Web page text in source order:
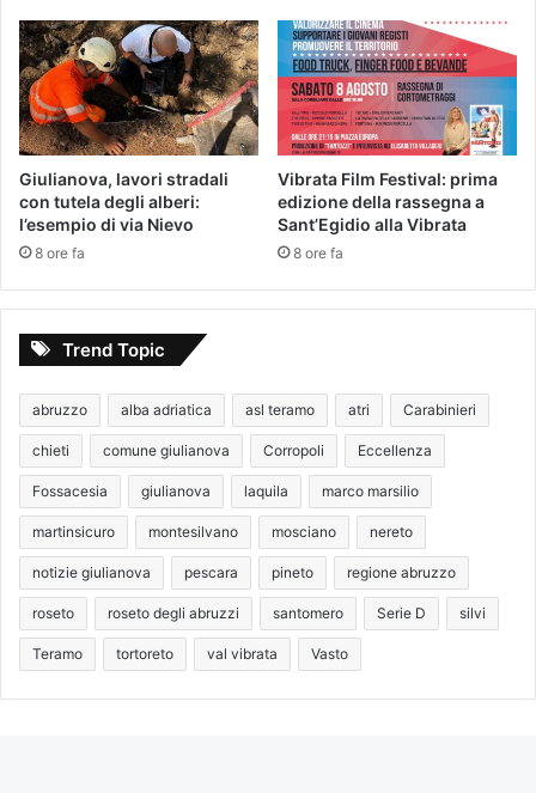
Giulianova, lavori stradali
con tutela degli alberi:
l’esempio di via Nievo
8 ore fa
Vibrata Film Festival: prima
edizione della rassegna a
Sant’Egidio alla Vibrata
8 ore fa
Trend Topic
abruzzo alba adriatica asl teramo atri Carabinieri
chieti comune giulianova Corropoli Eccellenza
Fossacesia giulianova laquila marco marsilio
martinsicuro montesilvano mosciano nereto
notizie giulianova pescara pineto regione abruzzo
roseto roseto degli abruzzi santomero Serie D silvi
Teramo tortoreto val vibrata Vasto